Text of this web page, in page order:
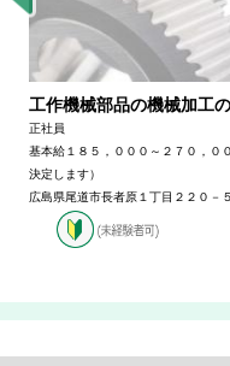
工作機械部品の機械加工
正社員
基本給１８５，０００～２７０，０
決定します）
広島県尾道市長者原１丁目２２０－５